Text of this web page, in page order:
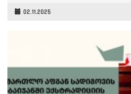
02.11.2025